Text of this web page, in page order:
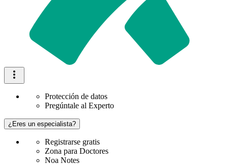
Protección de datos
Pregúntale al Experto
¿Eres un especialista?
Registrarse gratis
Zona para Doctores
Noa Notes